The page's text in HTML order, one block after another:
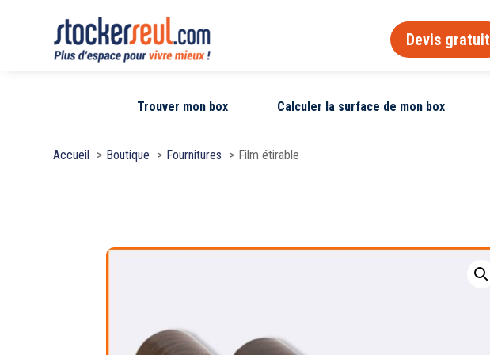
Devis gratuit
Trouver mon box Calculer la surface de mon box
Accueil Boutique Fournitures Film étirable